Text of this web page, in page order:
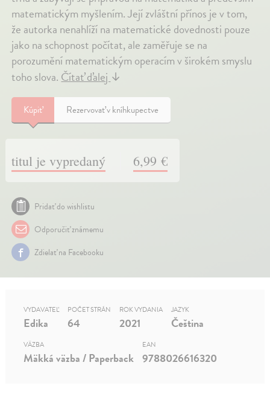
matematickým myšlením. Její zvláštní přínos je v tom,
že autorka nenahlíží na matematické dovednosti pouze
jako na schopnost počítat, ale zaměřuje se na
porozumění matematickým operacím v širokém smyslu
toho slova.Čítať ďalej↓
Kúpiť Rezervovať v kníhkupectve
titul je vypredaný 6,99 €
Pridať do wishlistu
Odporučiť známemu
Zdielať na Facebooku
VYDAVATEĽ
Edika
POČET STRÁN
64
ROK VYDANIA
2021
JAZYK
Čeština
VÄZBA
Mäkká väzba / Paperback
EAN
9788026616320